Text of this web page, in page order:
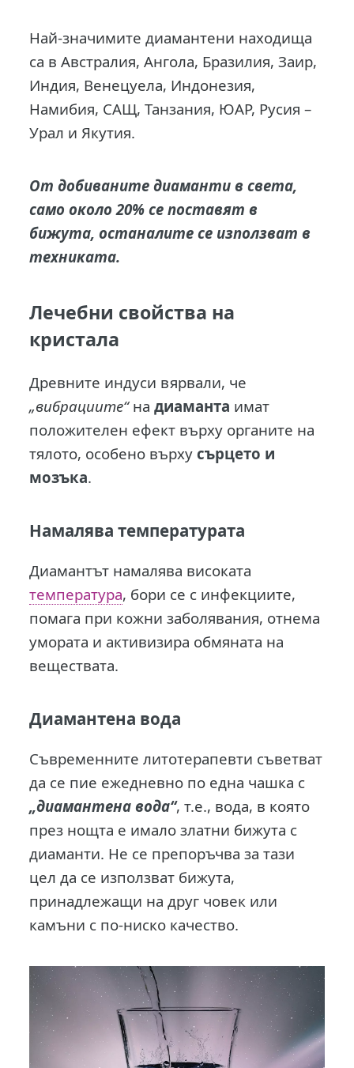
Най-значимите диамантени находища
са в Австралия, Ангола, Бразилия, Заир,
Индия, Венецуела, Индонезия,
Намибия, САЩ, Танзания, ЮАР, Русия –
Урал и Якутия.
От добиваните диаманти в света,
само около 20% се поставят в
бижута, останалите се използват в
техниката.
Лечебни свойства на
кристала
Древните индуси вярвали, че
„вибрациите“надиаманта имат
положителен ефект върху органите на
тялото, особено върхусърцето и
мозъка.
Намалява температурата
Диамантът намалява високата
температура, бори се с инфекциите,
помага при кожни заболявания, отнема
умората и активизира обмяната на
веществата.
Диамантена вода
Съвременните литотерапевти съветват
да се пие ежедневно по една чашка с
„диамантена вода“, т.е., вода, в която
през нощта е имало златни бижута с
диаманти. Не се препоръчва за тази
цел да се използват бижута,
принадлежащи на друг човек или
камъни с по-ниско качество.